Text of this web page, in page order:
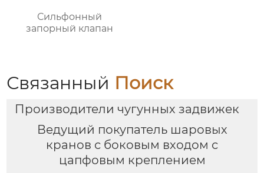
Сильфонный
запорный клапан
Связанный Поиск
Производители чугунных задвижек
Ведущий покупатель шаровых
кранов с боковым входом с
цапфовым креплением